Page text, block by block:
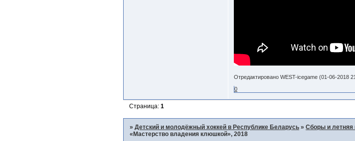
Отредактировано WEST-icegame (01-06-2018
0
Страница:1
»Детский и молодёжный хоккей в Республике Беларусь »Сборы и летняя
«Мастерство владения клюшкой», 2018